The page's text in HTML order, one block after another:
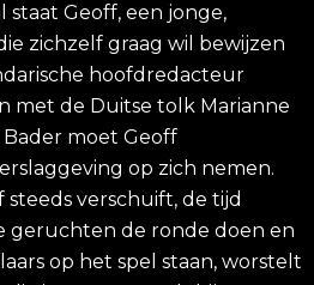
staat Geoff, een jonge,
zichzelf graag wil bewijzen
hoofdredacteur
met de Duitse tolk Marianne
moet Geoff
op zich nemen.
verschuift, de tijd
geruchten de ronde doen en
op het spel staan, worstelt